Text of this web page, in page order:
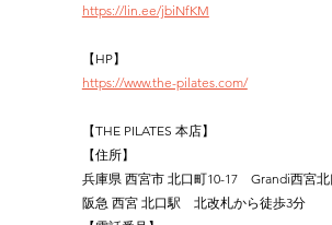
https://lin.ee/jbiNfKM
【HP】
https://www.the-pilates.com/
【THE PILATES 本店】
【住所】
兵庫県 西宮市 北口町10-17　Grandi西宮北
阪急 西宮 北口駅　北改札から徒歩3分